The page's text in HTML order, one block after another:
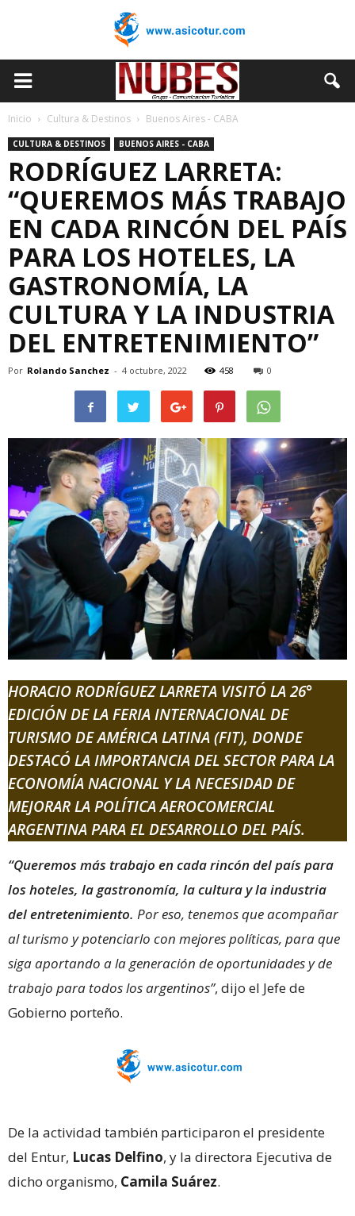
Inicio Cultura & Destinos Buenos Aires - CABA
CULTURA & DESTINOS BUENOS AIRES - CABA
RODRÍGUEZ LARRETA:
“QUEREMOS MÁS TRABAJO
EN CADA RINCÓN DEL PAÍS
PARA LOS HOTELES, LA
GASTRONOMÍA, LA
CULTURA Y LA INDUSTRIA
DEL ENTRETENIMIENTO”
Por Rolando Sanchez - 4 octubre, 2022 458 0
HORACIO RODRÍGUEZ LARRETA VISITÓ LA 26°
EDICIÓN DE LAFERIA INTERNACIONAL DE
TURISMO DE AMÉRICA LATINA (FIT), DONDE
DESTACÓ LA IMPORTANCIA DEL SECTOR PARA LA
ECONOMÍA NACIONAL Y LA NECESIDAD DE
MEJORAR LA POLÍTICA AEROCOMERCIAL
ARGENTINA PARA EL DESARROLLO DEL PAÍS.
“Queremos más trabajo en cada rincón del país para
los hoteles, la gastronomía, la cultura y la industria
del entretenimiento. Por eso, tenemos que acompañar
al turismo y potenciarlo con mejores políticas, para que
siga aportando a la generación de oportunidades y de
trabajo para todos los argentinos”, dijo el Jefe de
Gobierno porteño.
De la actividad también participaron el presidente
del Entur, Lucas Delfino, y la directora Ejecutiva de
dicho organismo, Camila Suárez.